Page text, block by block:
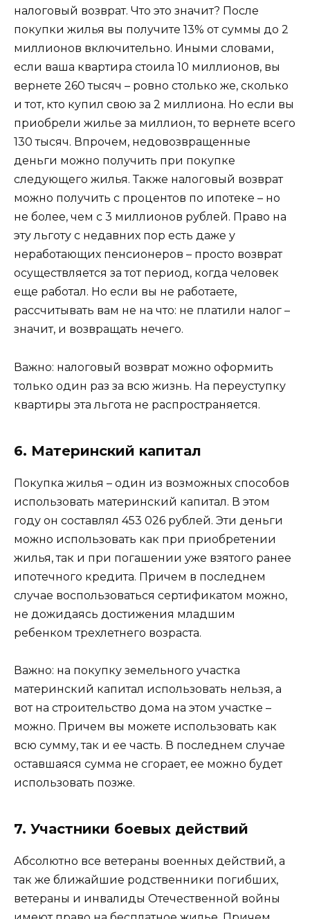
налоговый возврат. Что это значит? После
покупки жилья вы получите 13% от суммы до 2
миллионов включительно. Иными словами,
если ваша квартира стоила 10 миллионов, вы
вернете 260 тысяч – ровно столько же, сколько
и тот, кто купил свою за 2 миллиона. Но если вы
приобрели жилье за миллион, то вернете всего
130 тысяч. Впрочем, недовозвращенные
деньги можно получить при покупке
следующего жилья. Также налоговый возврат
можно получить с процентов по ипотеке – но
не более, чем с 3 миллионов рублей. Право на
эту льготу с недавних пор есть даже у
неработающих пенсионеров – просто возврат
осуществляется за тот период, когда человек
еще работал. Но если вы не работаете,
рассчитывать вам не на что: не платили налог –
значит, и возвращать нечего.
Важно: налоговый возврат можно оформить
только один раз за всю жизнь. На переуступку
квартиры эта льгота не распространяется.
6. Материнский капитал
Покупка жилья – один из возможных способов
использовать материнский капитал. В этом
году он составлял 453 026 рублей. Эти деньги
можно использовать как при приобретении
жилья, так и при погашении уже взятого ранее
ипотечного кредита. Причем в последнем
случае воспользоваться сертификатом можно,
не дожидаясь достижения младшим
ребенком трехлетнего возраста.
Важно: на покупку земельного участка
материнский капитал использовать нельзя, а
вот на строительство дома на этом участке –
можно. Причем вы можете использовать как
всю сумму, так и ее часть. В последнем случае
оставшаяся сумма не сгорает, ее можно будет
использовать позже.
7. Участники боевых действий
Абсолютно все ветераны военных действий, а
так же ближайшие родственники погибших,
ветераны и инвалиды Отечественной войны